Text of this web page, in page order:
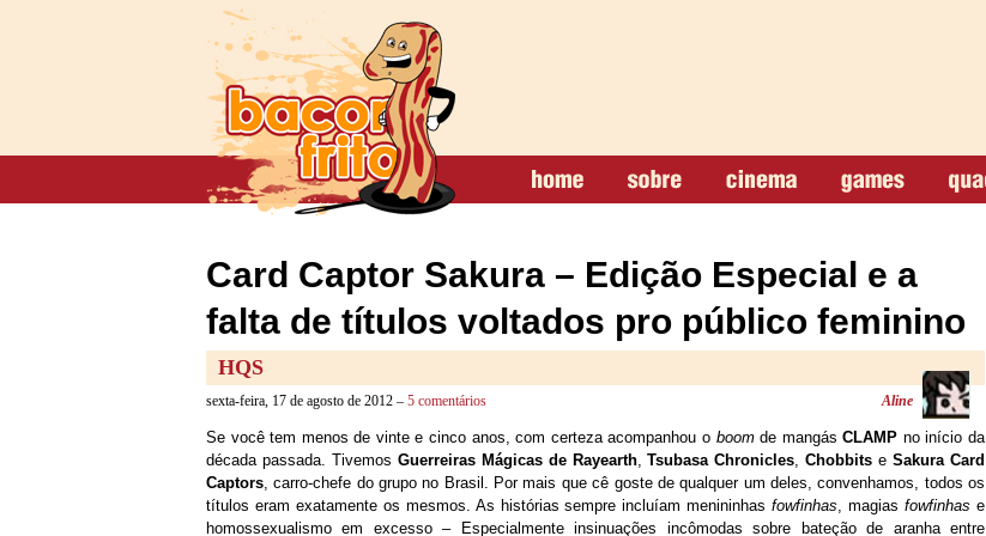
Card Captor Sakura – Edição Especial e a
falta de títulos voltados pro público feminino
HQS
sexta-feira, 17 de agosto de 2012 – 5 comentários Aline
Se você tem menos de vinte e cinco anos, com certeza acompanhou o boomde mangásCLAMP no início da
década passada. Tivemos Guerreiras Mágicas de Rayearth,Tsubasa Chronicles,Chobbits eSakura Card
Captors, carro-chefe do grupo no Brasil. Por mais que cê goste de qualquer um deles, convenhamos, todos os
títulos eram exatamente os mesmos. As histórias sempre incluíam menininhasfowfinhas, magiasfowfinhas e
homossexualismo em excesso – Especialmente insinuações incômodas sobre bateção de aranha entre